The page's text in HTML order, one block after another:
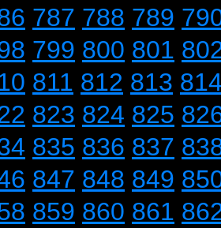
787 788 789
799 800 801
811 812 813
823 824 825
835 836 837
847 848 849
859 860 861